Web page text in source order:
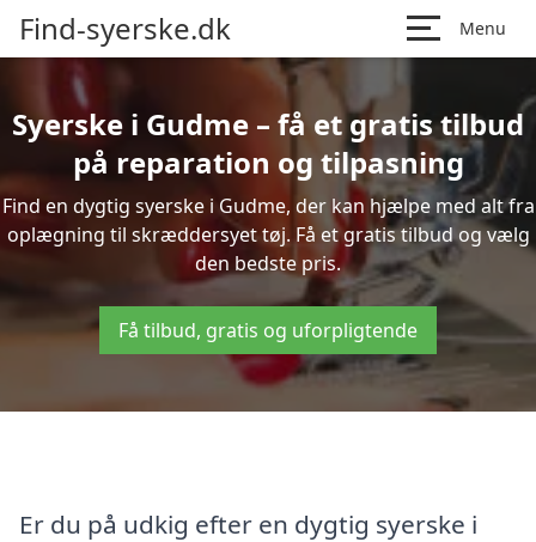
Find-syerske.dk Menu
Syerske i Gudme – få et gratis tilbud
på reparation og tilpasning
Find en dygtig syerske i Gudme, der kan hjælpe med alt fra
oplægning til skræddersyet tøj. Få et gratis tilbud og vælg
den bedste pris.
Få tilbud, gratis og uforpligtende
Er du på udkig efter en dygtig syerske i